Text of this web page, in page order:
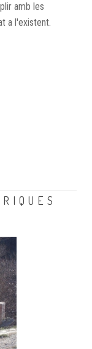
amb les
a l'existent.